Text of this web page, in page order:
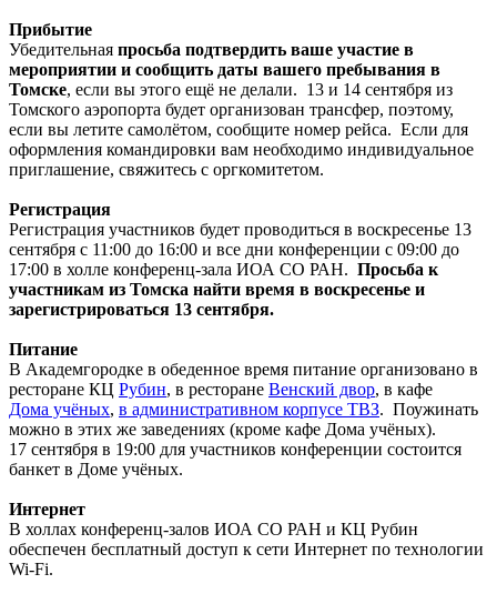
Прибытие
Убедительная просьба подтвердить ваше участие в
мероприятии и сообщить даты вашего пребывания в
Томске, если вы этого ещё не делали. 13 и 14 сентября из
Томского аэропорта будет организован трансфер, поэтому,
если вы летите самолётом, сообщите номер рейса. Если для
оформления командировки вам необходимо индивидуальное
приглашение, свяжитесь с оргкомитетом.
Регистрация
Регистрация участников будет проводиться в воскресенье 13
сентября с 11:00 до 16:00 и все дни конференции с 09:00 до
17:00 в холле конференц-зала ИОА СО РАН. Просьба к
участникам из Томска найти время в воскресенье и
зарегистрироваться 13 сентября.
Питание
В Академгородке в обеденное время питание организовано в
ресторане КЦ Рубин, в ресторане Венский двор, в кафе
Дома учёных, в административном корпусе ТВЗ. Поужинать
можно в этих же заведениях (кроме кафе Дома учёных).
17 сентября в 19:00 для участников конференции состоится
банкет в Доме учёных.
Интернет
В холлах конференц-залов ИОА СО РАН и КЦ Рубин
обеспечен бесплатный доступ к сети Интернет по технологии
Wi-Fi.